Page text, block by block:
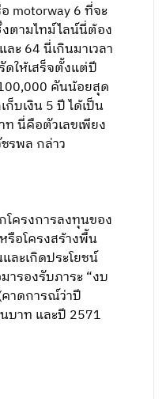
motorway 6 ที่จะ
ตามไทม์ไลน์นี่ต้อง
ะ 64 นี่เกินมาเวลา
ดให้เสร็จตั้งแต่ปี
คันน้อยสุด
บเงิน 5 ปี ได้เป็น
นี่คือตัวเลขเพียง
รพล กล่าว
โครงการลงทุนของ
รือโครงสร้างพื้น
ละเกิดประโยชน์
ารองรับภาระ “งบ
าดการณ์ว่าปี
บาท และปี 2571